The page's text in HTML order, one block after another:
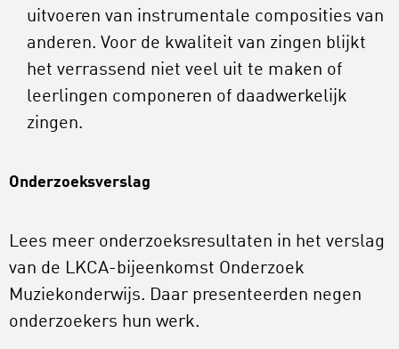
uitvoeren van instrumentale composities van
anderen. Voor de kwaliteit van zingen blijkt
het verrassend niet veel uit te maken of
leerlingen componeren of daadwerkelijk
zingen.
Onderzoeksverslag
Lees meer onderzoeksresultaten in het verslag
van de LKCA-bijeenkomst Onderzoek
Muziekonderwijs. Daar presenteerden negen
onderzoekers hun werk.